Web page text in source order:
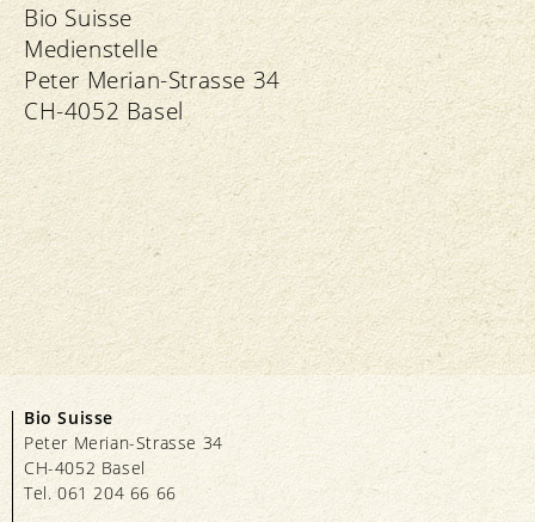
Bio Suisse
Medienstelle
Peter Merian-Strasse 34
CH-4052 Basel
Bio Suisse
Peter Merian-Strasse 34
CH-4052 Basel
Tel. 061 204 66 66